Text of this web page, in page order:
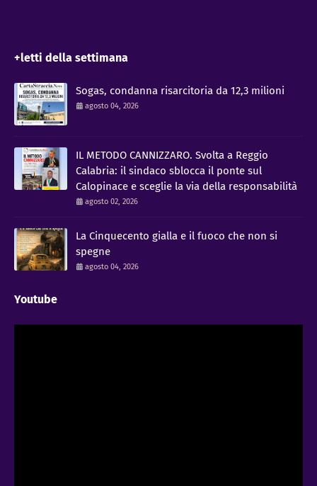
+letti della settimana
Sogas, condanna risarcitoria da 12,3 milioni
agosto 04, 2026
IL METODO CANNIZZARO​. Svolta a Reggio
Calabria: il sindaco sblocca il ponte sul
Calopinace e sceglie la via della responsabilità
agosto 02, 2026
La Cinquecento gialla e il fuoco che non si
spegne
agosto 04, 2026
Youtube